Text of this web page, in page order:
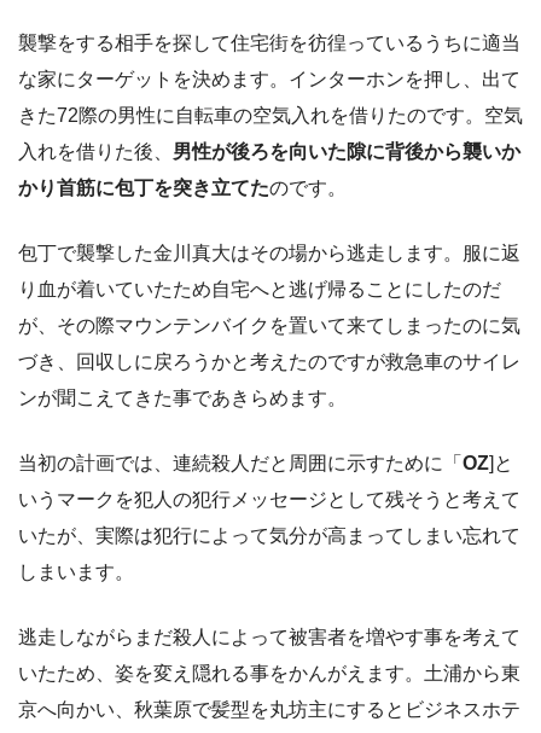
襲撃をする相手を探して住宅街を彷徨っているうちに適当
な家にターゲットを決めます。インターホンを押し、出て
きた72際の男性に自転車の空気入れを借りたのです。空気
入れを借りた後、 男性が後ろを向いた隙に背後から襲いか
かり首筋に包丁を突き立てたのです。
包丁で襲撃した金川真大はその場から逃走します。服に返
り血が着いていたため自宅へと逃げ帰ることにしたのだ
が、その際マウンテンバイクを置いて来てしまったのに気
づき、回収しに戻ろうかと考えたのですが救急車のサイレ
ンが聞こえてきた事であきらめます。
当初の計画では、連続殺人だと周囲に示すために「 OZ]と
いうマークを犯人の犯行メッセージとして残そうと考えて
いたが、実際は犯行によって気分が高まってしまい忘れて
しまいます。
逃走しながらまだ殺人によって被害者を増やす事を考えて
いたため、姿を変え隠れる事をかんがえます。土浦から東
京へ向かい、秋葉原で髪型を丸坊主にするとビジネスホテ